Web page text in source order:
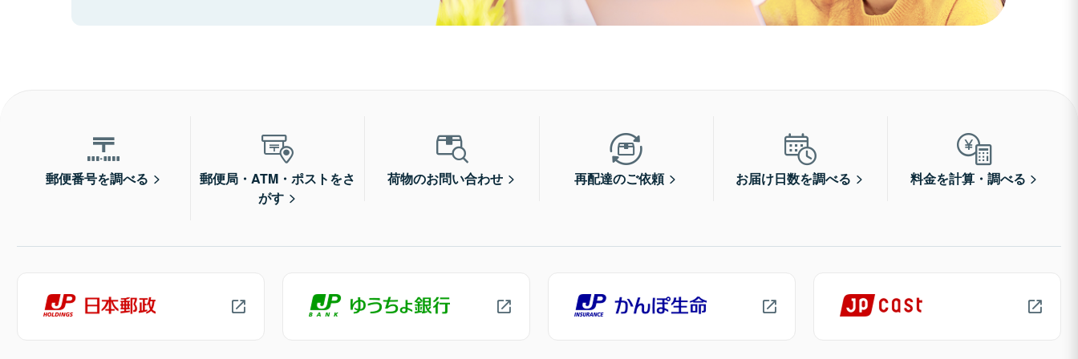
郵便番号を調べる
郵便局・ATM・ポストをさ
がす
荷物のお問い合わせ 再配達のご依頼 お届け日数を調べる 料金を計算・調べる